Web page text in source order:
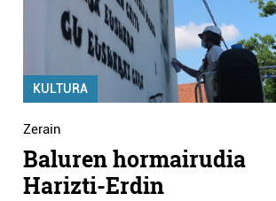
KULTURA
Zerain
Baluren hormairudia
Harizti-Erdin